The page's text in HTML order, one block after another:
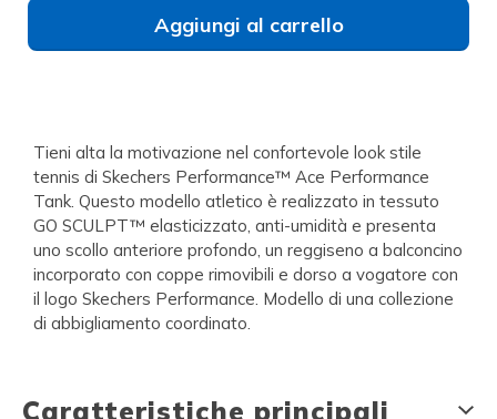
Aggiungi al carrello
Tieni alta la motivazione nel confortevole look stile
tennis di Skechers Performance™ Ace Performance
Tank. Questo modello atletico è realizzato in tessuto
GO SCULPT™ elasticizzato, anti-umidità e presenta
uno scollo anteriore profondo, un reggiseno a balconcino
incorporato con coppe rimovibili e dorso a vogatore con
il logo Skechers Performance. Modello di una collezione
di abbigliamento coordinato.
Caratteristiche principali